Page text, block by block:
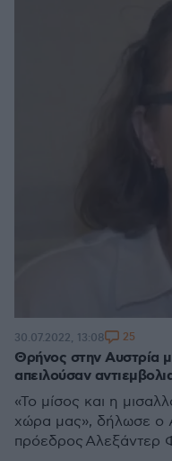
Θρήνος στην Αυστρία
απειλούσαν
«Το μίσος και η
χώρα μας», δήλωσε ο
πρόεδρος Αλεξάντερ
30.07.2022, 13:08 25